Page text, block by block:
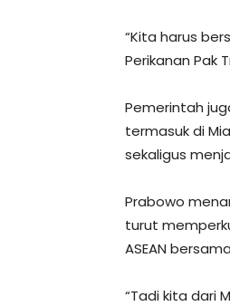
“Kita harus
Perikanan Pak
Pemerintah
termasuk di
sekaligus
Prabowo
turut
ASEAN
“Tadi kita dari